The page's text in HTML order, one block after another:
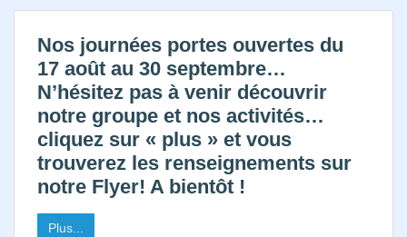
Nos journées portes ouvertes du
17 août au 30 septembre…
N’hésitez pas à venir découvrir
notre groupe et nos activités…
cliquez sur « plus » et vous
trouverez les renseignements sur
notre Flyer! A bientôt !
Plus...